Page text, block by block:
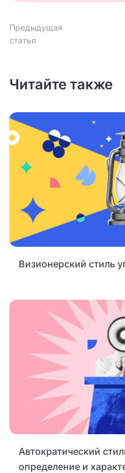
Предыдущая
статья
Читайте также
Визионерский стиль
Автократический
определение и